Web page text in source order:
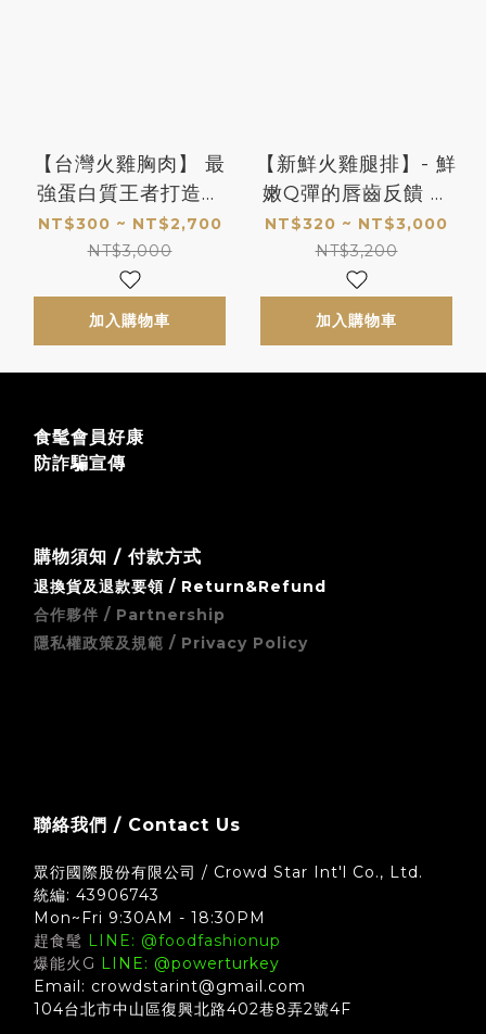
【台灣火雞胸肉】 最
強蛋白質王者打造你
最渴望的肌肉線條
NT$300 ~ NT$2,700
NT$3,000
加入購物車
【新鮮火雞腿排】- 鮮
嫩Q彈的唇齒反饋 讓
你欲罷不能的新肉感
體驗
NT$320 ~ NT$3,000
NT$3,200
加入購物車
食髦會員好康
防詐騙宣傳
購物須知 / 付款方式
退換貨及退款要領 / Return&Refund
合作夥伴 / Partnership
隱私權政策及規範 / Privacy Policy
聯絡我們 / Contact Us
眾衍國際股份有限公司 / Crowd Star Int'l Co., Ltd.
統編: 43906743
Mon~Fri 9:30AM - 18:30PM
趕食髦 LINE: @foodfashionup
爆能火G LINE: @powerturkey
Email: crowdstarint@gmail.com
104台北市中山區復興北路402巷8弄2號4F